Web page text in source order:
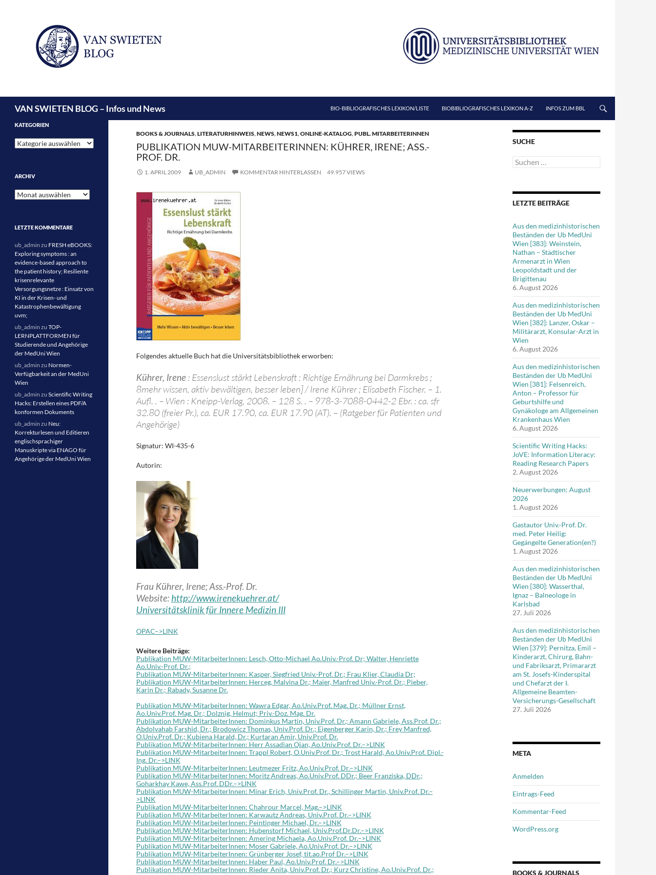
VAN SWIETEN BLOG – Infos und News
BIO-BIBLIOGRAFISCHES LEXIKON/LISTE
BIOBIBLIOGRAFISCHES LEXIKON A-Z INFOS ZUM BBL
BOOKS & JOURNALS,LITERATURHINWEIS,NEWS,NEWS1,ONLINE-KATALOG,PUBL. MITARBEITERINNEN
PUBLIKATION MUW-MITARBEITERINNEN: KÜHRER, IRENE; ASS.-
PROF. DR.
1. APRIL 2009 UB_ADMIN KOMMENTAR HINTERLASSEN 49.957 VIEWS
Folgendes aktuelle Buch hat die Universitätsbibliothek erworben:
Kührer, Irene: Essenslust stärkt Lebenskraft : Richtige Ernährung bei Darmkrebs ;
8mehr wissen, aktiv bewältigen, besser leben] / Irene Kührer ; Elisabeth Fischer. – 1.
Aufl. . – Wien : Kneipp-Verlag, 2008. – 128 S. . – 978-3-7088-0442-2 Ebr. : ca. sfr
32.80 (freier Pr.), ca. EUR 17.90, ca. EUR 17.90 (AT). – (Ratgeber für Patienten und
Angehörige)
Signatur: WI-435-6
Autorin:
Frau Kührer, Irene; Ass.-Prof. Dr.
Website: http://www.irenekuehrer.at/
Universitätsklinik für Innere Medizin III
OPAC–>LINK
Weitere Beiträge:
Publikation MUW-MitarbeiterInnen: Lesch, Otto-Michael Ao.Univ.-Prof. Dr; Walter, Henriette
Ao.Univ.-Prof. Dr.;
Publikation MUW-MitarbeiterInnen: Kasper, Siegfried Univ.-Prof. Dr.; Frau Klier, Claudia Dr;
Publikation MUW-MitarbeiterInnen: Herceg, Malvina Dr.; Maier, Manfred Univ.-Prof. Dr.; Pieber,
Karin Dr.; Rabady, Susanne Dr.
Publikation MUW-MitarbeiterInnen: Wawra Edgar, Ao.Univ.Prof. Mag. Dr.; Müllner Ernst,
Ao.Univ.Prof. Mag. Dr.; Dolznig, Helmut; Priv.-Doz. Mag. Dr.
Publikation MUW-MitarbeiterInnen: Dominkus Martin, Univ.Prof. Dr.; Amann Gabriele, Ass.Prof. Dr.;
Abdolvahab Farshid, Dr.; Brodowicz Thomas, Univ.Prof. Dr.; Eigenberger Karin, Dr.; Frey Manfred,
O.Univ.Prof. Dr.; Kubiena Harald, Dr.; Kurtaran Amir, Univ.Prof. Dr.
Publikation MUW-MitarbeiterInnen: Herr Assadian Ojan, Ao.Univ.Prof. Dr.–>LINK
Publikation MUW-MitarbeiterInnen: Trappl Robert, O.Univ.Prof. Dr.; Trost Harald, Ao.Univ.Prof. Dipl.-
Ing. Dr.–>LINK
Publikation MUW-MitarbeiterInnen: Leutmezer Fritz, Ao.Univ.Prof. Dr.–>LINK
Publikation MUW-MitarbeiterInnen: Moritz Andreas, Ao.Univ.Prof. DDr.; Beer Franziska, DDr.;
Goharkhay Kawe, Ass.Prof. DDr.–>LINK
Publikation MUW-MitarbeiterInnen: Minar Erich, Univ.Prof. Dr., Schillinger Martin, Univ.Prof. Dr.–
>LINK
Publikation MUW-MitarbeiterInnen: Chahrour Marcel, Mag.–>LINK
Publikation MUW-MitarbeiterInnen: Karwautz Andreas, Univ.Prof. Dr.–>LINK
Publikation MUW-MitarbeiterInnen: Peintinger Michael, Dr.–>LINK
Publikation MUW-MitarbeiterInnen: Hubenstorf Michael, Univ.Prof.Dr.Dr.–>LINK
Publikation MUW-MitarbeiterInnen: Amering Michaela, Ao.Univ.Prof. Dr.–>LINK
Publikation MUW-MitarbeiterInnen: Moser Gabriele, Ao.Univ.Prof. Dr.–>LINK
Publikation MUW-MitarbeiterInnen: Grünberger Josef, tit.ao.Prof Dr.–>LINK
Publikation MUW-MitarbeiterInnen: Haber Paul, Ao.Univ.Prof. Dr.–>LINK
Publikation MUW-MitarbeiterInnen: Rieder Anita, Univ.Prof. Dr.; Kurz Christine, Ao.Univ.Prof. Dr.;
SUCHE
Suchen
nach:
LETZTE BEITRÄGE
Aus den medizinhistorischen
Beständen der Ub MedUni
Wien [383]: Weinstein,
Nathan – Städtischer
Armenarzt in Wien
Leopoldstadt und der
Brigittenau
6. August 2026
Aus den medizinhistorischen
Beständen der Ub MedUni
Wien [382]: Lanzer, Oskar –
Militärarzt, Konsular-Arzt in
Wien
6. August 2026
Aus den medizinhistorischen
Beständen der Ub MedUni
Wien [381]: Felsenreich,
Anton – Professor für
Geburtshilfe und
Gynäkologe am Allgemeinen
Krankenhaus Wien
6. August 2026
Scientific Writing Hacks:
JoVE: Information Literacy:
Reading Research Papers
2. August 2026
Neuerwerbungen: August
2026
1. August 2026
Gastautor Univ.-Prof. Dr.
med. Peter Heilig:
Gegängelte Generation(en?)
1. August 2026
Aus den medizinhistorischen
Beständen der Ub MedUni
Wien [380]: Wasserthal,
Ignaz – Balneologe in
Karlsbad
27. Juli 2026
Aus den medizinhistorischen
Beständen der Ub MedUni
Wien [379]: Pernitza, Emil –
Kinderarzt, Chirurg, Bahn-
und Fabriksarzt, Primararzt
am St. Josefs-Kinderspital
und Chefarzt der I.
Allgemeine Beamten-
Versicherungs-Gesellschaft
27. Juli 2026
META
Anmelden
Eintrags-Feed
Kommentar-Feed
WordPress.org
BOOKS & JOURNALS
KATEGORIEN
Kategorien
ARCHIV
Archiv
LETZTE KOMMENTARE
ub_admin zu FRESH eBOOKS:
Exploring symptoms : an
evidence-based approach to
the patient history; Resiliente
krisenrelevante
Versorgungsnetze : Einsatz von
KI in der Krisen- und
Katastrophenbewältigung
uvm;
ub_admin zu TOP-
LERNPLATTFORMEN für
Studierende und Angehörige
der MedUni Wien
ub_admin zu Normen-
Verfügbarkeit an der MedUni
Wien
ub_admin zu Scientific Writing
Hacks: Erstellen eines PDF/A
konformen Dokuments
ub_admin zu Neu:
Korrekturlesen und Editieren
englischsprachiger
Manuskripte via ENAGO für
Angehörige der MedUni Wien